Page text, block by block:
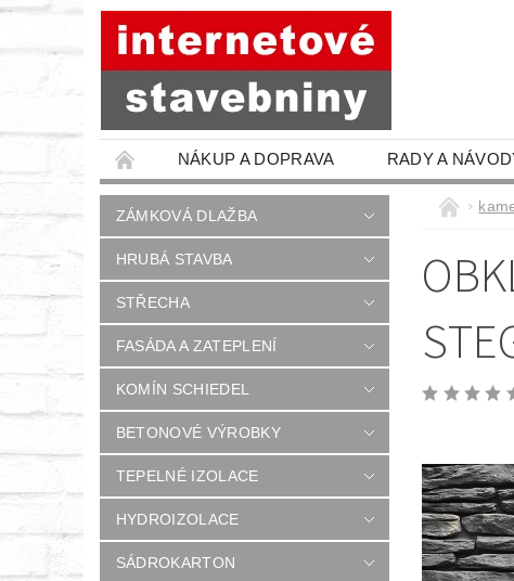
NÁKUP A DOPRAVA RADY A
ZÁMKOVÁ DLAŽBA
HRUBÁ STAVBA
STŘECHA
FASÁDA A ZATEPLENÍ
KOMÍN SCHIEDEL
BETONOVÉ VÝROBKY
TEPELNÉ IZOLACE
HYDROIZOLACE
SÁDROKARTON